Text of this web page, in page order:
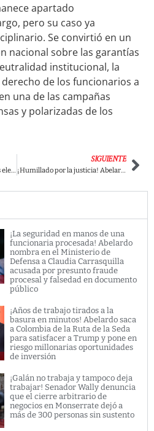
apartado
pero su caso ya
Se convirtió en un
nacional sobre las garantías
institucional, la
de los funcionarios a
una de las campañas
y polarizadas de los
¡Donald Trump se mete en las elecciones de Colombia y Abelardo de arrodillado lo celebra! Estalla indignación nacional por injerencia extranjera
SIGUIENTE
¡Humillado por la justicia! Abelardo De La Espriella deberá retractarse y pedir disculpas por comentarios sexuales contra la periodista Laura Rodríguez
¡La seguridad en manos de una
funcionaria procesada! Abelardo
nombra en el Ministerio de
Defensa a Claudia Carrasquilla
acusada por presunto fraude
procesal y falsedad en documento
público
¡Años de trabajo tirados a la
basura en minutos! Abelardo saca
a Colombia de la Ruta de la Seda
para satisfacer a Trump y pone en
riesgo millonarias oportunidades
de inversión
¡Galán no trabaja y tampoco deja
trabajar! Senador Wally denuncia
que el cierre arbitrario de
negocios en Monserrate dejó a
más de 300 personas sin sustento